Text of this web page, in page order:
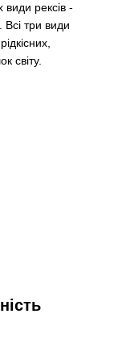
рексів -
Всі три види
світу.